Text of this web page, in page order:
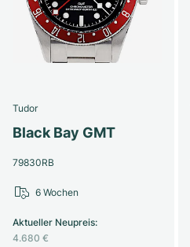
Tudor
Black Bay GMT
79830RB
Aktueller Neupreis:
4.680 €
6 Wochen